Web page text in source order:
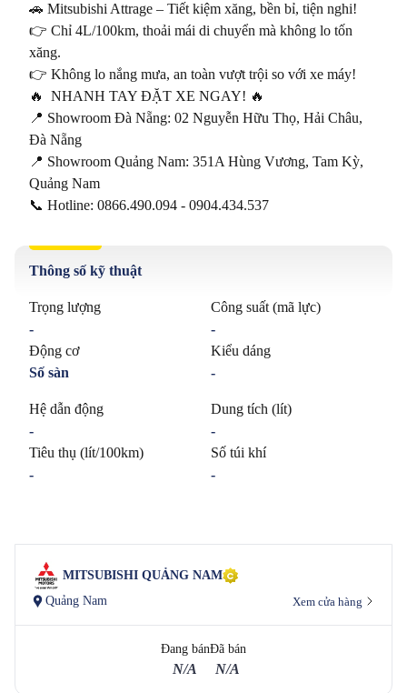
🚗 Mitsubishi Attrage – Tiết kiệm xăng, bền bỉ, tiện nghi!
👉 Chỉ 4L/100km, thoải mái di chuyển mà không lo tốn
xăng.
👉 Không lo nắng mưa, an toàn vượt trội so với xe máy!
🔥  NHANH TAY ĐẶT XE NGAY! 🔥
📍 Showroom Đà Nẵng: 02 Nguyễn Hữu Thọ, Hải Châu,
Đà Nẵng
📍 Showroom Quảng Nam: 351A Hùng Vương, Tam Kỳ,
Quảng Nam
Thông số kỹ thuật
Trọng lượng
-
Động cơ
Số sàn
Công suất (mã lực)
-
Kiểu dáng
-
Hệ dẫn động
-
Tiêu thụ (lít/100km)
-
Dung tích (lít)
-
Số túi khí
-
MITSUBISHI QUẢNG NAM
Quảng Nam
Xem cửa hàng
Đang bán
N/A
Đã bán
N/A